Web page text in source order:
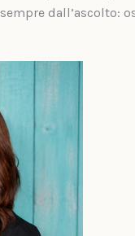
sempre dall’ascolto: